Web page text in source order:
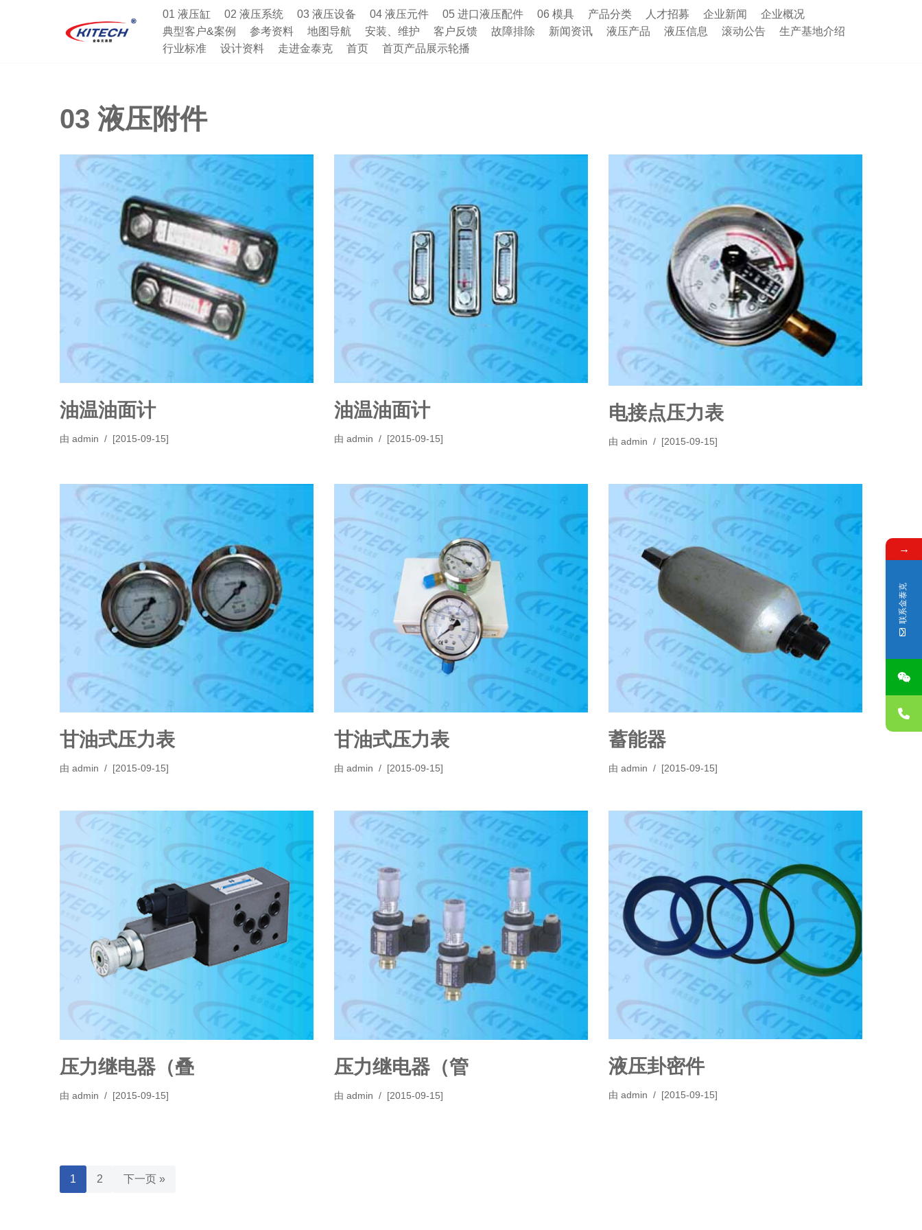
01 液压缸 02 液压系统 03 液压设备 04 液压元件 05 进口液压配件 06 模具 产品分类 人才招募 企业新闻
企业概况
典型客户&案例
参考资料 地图导航 安装、维护 客户反馈 故障排除 新闻资讯 液压产品 液压信息 滚动公告
生产基地介绍
行业标准
设计资料 走进金泰克 首页 首页产品展示轮播
03 液压附件
油温油面计
由 admin [2015-09-15]
油温油面计
由 admin [2015-09-15]
电接点压力表
由 admin [2015-09-15]
甘油式压力表
由 admin [2015-09-15]
甘油式压力表
由 admin [2015-09-15]
蓄能器
由 admin [2015-09-15]
压力继电器（叠
由 admin [2015-09-15]
压力继电器（管
由 admin [2015-09-15]
液压卦密件
由 admin [2015-09-15]
1 2 下一页 »
→
联系金泰克